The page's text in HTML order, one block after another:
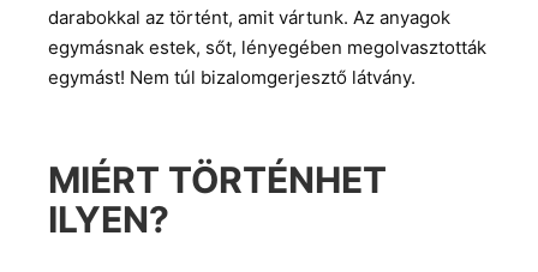
darabokkal az történt, amit vártunk. Az anyagok
egymásnak estek, sőt, lényegében megolvasztották
egymást! Nem túl bizalomgerjesztő látvány.
MIÉRT TÖRTÉNHET
ILYEN?